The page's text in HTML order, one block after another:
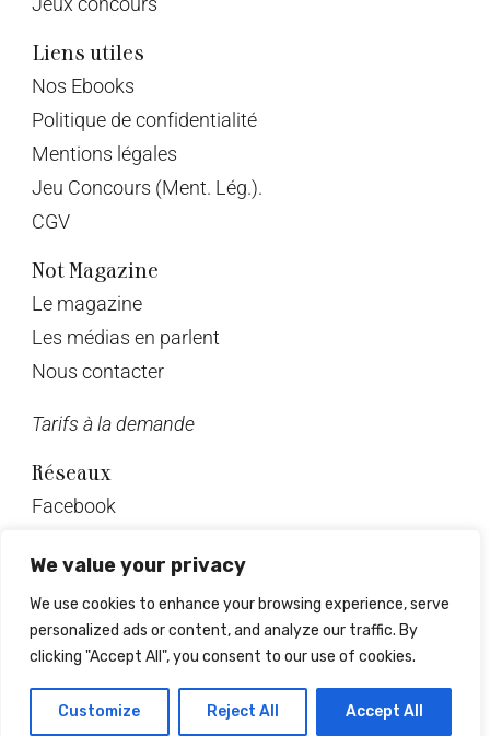
We value your privacy
We use cookies to enhance your browsing experience, serve
personalized ads or content, and analyze our traffic. By
clicking "Accept All", you consent to our use of cookies.
Customize Reject All Accept All
Liens utiles
Nos Ebooks
Politique de confidentialité
Mentions légales
Jeu Concours (Ment. Lég.).
CGV
Not Magazine
Le magazine
Les médias en parlent
Nous contacter
Tarifs à la demande
Réseaux
Facebook
Instagram
Pinterest
Linkedin
© Not Magazine 2023
Design & développement : Mrlsagency